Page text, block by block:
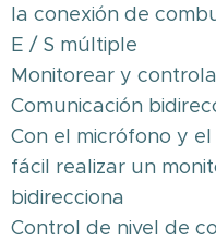
la conexión de
E / S múltiple
Monitorear y
Comunicación
Con el micrófono y
fácil realizar un
bidirecciona
Control de nivel de